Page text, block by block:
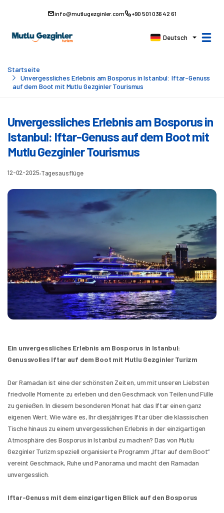
info@mutlugezginler.com +90 501 036 42 61
Deutsch
Startseite
Unvergessliches Erlebnis am Bosporus in Istanbul: Iftar-Genuss
auf dem Boot mit Mutlu Gezginler Tourismus
Unvergessliches Erlebnis am Bosporus in
Istanbul: Iftar-Genuss auf dem Boot mit
Mutlu Gezginler Tourismus
12-02-2025 Tagesausflüge
Ein unvergessliches Erlebnis am Bosporus in Istanbul:
Genussvolles Iftar auf dem Boot mit Mutlu Gezginler Turizm
Der Ramadan ist eine der schönsten Zeiten, um mit unseren Liebsten
friedvolle Momente zu erleben und den Geschmack von Teilen und Fülle
zu genießen. In diesem besonderen Monat hat das Iftar einen ganz
eigenen Wert. Wie wäre es, Ihr diesjähriges Iftar über die klassischen
Tische hinaus zu einem unvergesslichen Erlebnis in der einzigartigen
Atmosphäre des Bosporus in Istanbul zu machen? Das von Mutlu
Gezginler Turizm speziell organisierte Programm „Iftar auf dem Boot“
vereint Geschmack, Ruhe und Panorama und macht den Ramadan
unvergesslich.
Iftar-Genuss mit dem einzigartigen Blick auf den Bosporus